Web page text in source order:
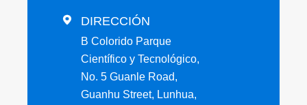
 DIRECCIÓN
B Colorido Parque
Científico y Tecnológico,
No. 5 Guanle Road,
Guanhu Street, Lunhua,